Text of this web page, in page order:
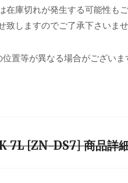
庫切れが発生する可能性もご
しますのでご了承下さいませ
置等が異なる場合がございま
7L [ZN-DS7] 商品詳